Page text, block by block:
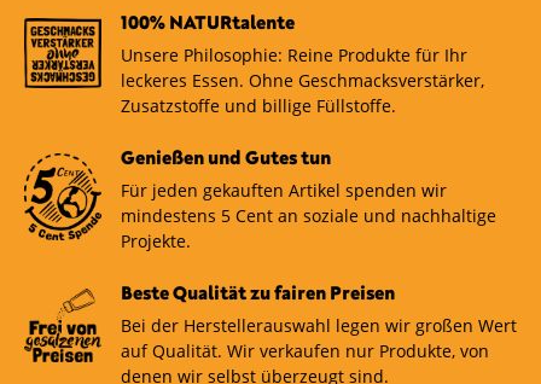
100% NATURtalente
Unsere Philosophie: Reine Produkte für Ihr
leckeres Essen. Ohne Geschmacksverstärker,
Zusatzstoffe und billige Füllstoffe.
Genießen und Gutes tun
Für jeden gekauften Artikel spenden wir
mindestens 5 Cent an soziale und nachhaltige
Projekte.
Beste Qualität zu fairen Preisen
Bei der Herstellerauswahl legen wir großen Wert
auf Qualität. Wir verkaufen nur Produkte, von
denen wir selbst überzeugt sind.